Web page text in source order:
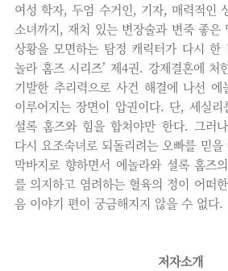
여성 학자, 두엄 수거인, 기자, 매력적인
소녀까지, 재치 있는 변장술과 변죽 좋은
상황을 모면하는 탐정 캐릭터가 다시 한
놀라 홈즈 시리즈’ 제4권. 강제결혼에 처
기발한 추리력으로 사건 해결에 나선 에
이루어지는 장면이 압권이다. 단, 세실
셜록 홈즈와 힘을 합쳐야만 한다. 그러
다시 요조숙녀로 되돌리려는 오빠를 믿
막바지로 향하면서 에놀라와 셜록 홈즈
를 의지하고 염려하는 혈육의 정이 어떠
음 이야기 편이 궁금해지지 않을 수 없다.
저자소개